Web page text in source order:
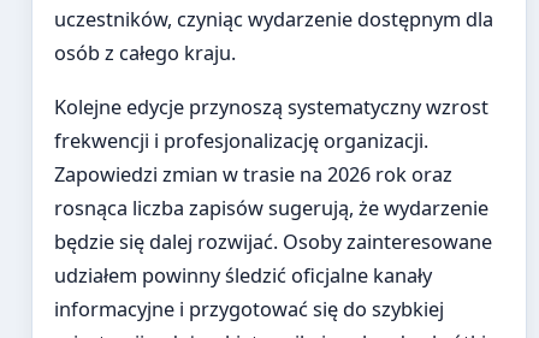
uczestników, czyniąc wydarzenie dostępnym dla
osób z całego kraju.
Kolejne edycje przynoszą systematyczny wzrost
frekwencji i profesjonalizację organizacji.
Zapowiedzi zmian w trasie na 2026 rok oraz
rosnąca liczba zapisów sugerują, że wydarzenie
będzie się dalej rozwijać. Osoby zainteresowane
udziałem powinny śledzić oficjalne kanały
informacyjne i przygotować się do szybkiej